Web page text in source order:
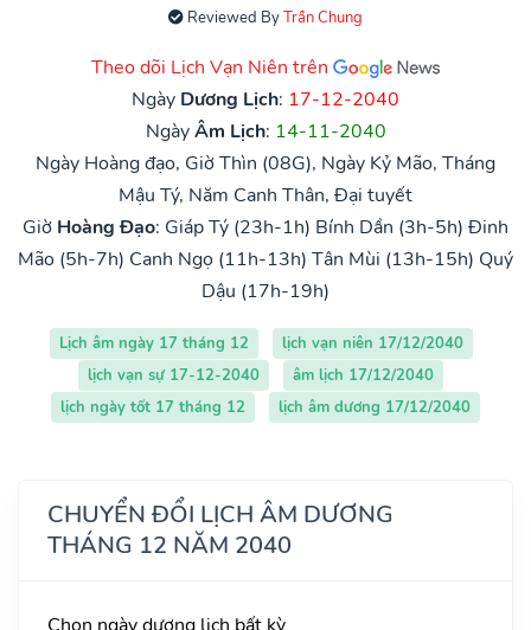
Reviewed ByTrần Chung
Theo dõi Lịch Vạn Niên trên
Ngày Dương Lịch: 17-12-2040
NgàyÂm Lịch: 14-11-2040
Ngày Hoàng đạo, Giờ Thìn (08G), Ngày Kỷ Mão, Tháng
Mậu Tý, Năm Canh Thân, Đại tuyết
Giờ Hoàng Đạo: Giáp Tý (23h-1h) Bính Dần (3h-5h) Đinh
Mão (5h-7h) Canh Ngọ (11h-13h) Tân Mùi (13h-15h) Quý
Dậu (17h-19h)
Lịch âm ngày 17 tháng 12
lịch vạn niên 17/12/2040
lịch vạn sự 17-12-2040
âm lịch 17/12/2040
lịch ngày tốt 17 tháng 12
lịch âm dương 17/12/2040
CHUYỂN ĐỔI LỊCH ÂM DƯƠNG
THÁNG 12 NĂM 2040